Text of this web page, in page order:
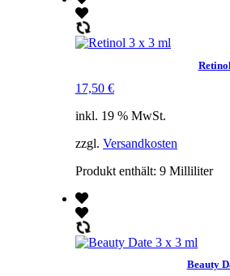
17,50 €
inkl. 19 % MwSt.
zzgl. Versandkosten
Produkt enthält: 9 Milliliter
Beauty